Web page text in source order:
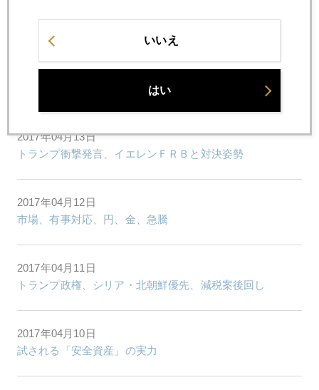
有事の円高とイエレンドル高のせめぎ合い
2017年04月14日
ポテチショック、コロッケにも波及
2017年04月13日
トランプ衝撃発言、イエレンＦＲＢと対決姿勢
2017年04月12日
市場、有事対応、円、金、急騰
2017年04月11日
トランプ政権、シリア・北朝鮮優先、減税案後回し
2017年04月10日
試される「安全資産」の実力
いいえ
はい